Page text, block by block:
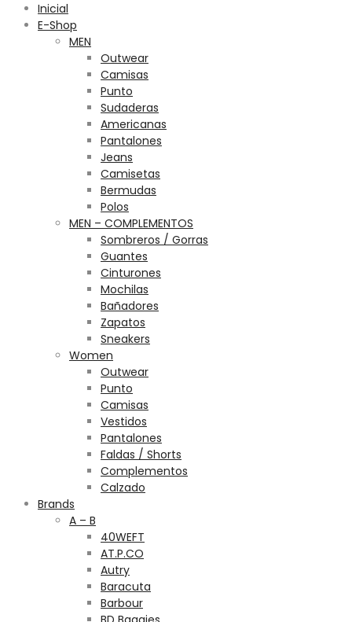
Inicial
E-Shop
MEN
Outwear
Camisas
Punto
Sudaderas
Americanas
Pantalones
Jeans
Camisetas
Bermudas
Polos
MEN – COMPLEMENTOS
Sombreros / Gorras
Guantes
Cinturones
Mochilas
Bañadores
Zapatos
Sneakers
Women
Outwear
Punto
Camisas
Vestidos
Pantalones
Faldas / Shorts
Complementos
Calzado
Brands
A – B
40WEFT
AT.P.CO
Autry
Baracuta
Barbour